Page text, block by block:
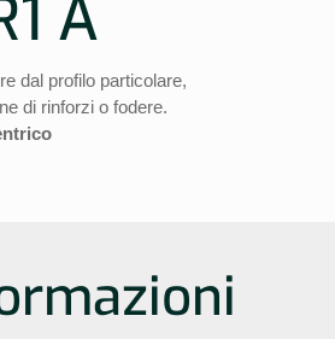
A
dal profilo particolare,
di rinforzi o fodere.